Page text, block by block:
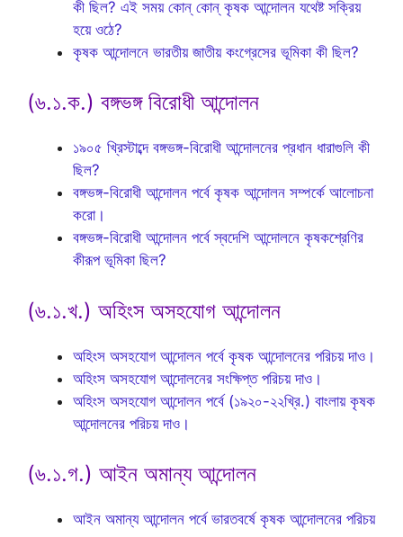
কী ছিল? এই সময় কোন্ কোন্ কৃষক আন্দোলন যথেষ্ট সক্রিয়
হয়ে ওঠে?
কৃষক আন্দোলনে ভারতীয় জাতীয় কংগ্রেসের ভূমিকা কী ছিল?
(৬.১.ক.) বঙ্গভঙ্গ বিরোধী আন্দোলন
১৯০৫ খ্রিস্টাব্দে বঙ্গভঙ্গ-বিরোধী আন্দোলনের প্রধান ধারাগুলি কী
ছিল?
বঙ্গভঙ্গ-বিরোধী আন্দোলন পর্বে কৃষক আন্দোলন সম্পর্কে আলোচনা
করো।
বঙ্গভঙ্গ-বিরোধী আন্দোলন পর্বে স্বদেশি আন্দোলনে কৃষকশ্রেণির
কীরূপ ভূমিকা ছিল?
(৬.১.খ.) অহিংস অসহযোগ আন্দোলন
অহিংস অসহযোগ আন্দোলন পর্বে কৃষক আন্দোলনের পরিচয় দাও।
অহিংস অসহযোগ আন্দোলনের সংক্ষিপ্ত পরিচয় দাও।
অহিংস অসহযোগ আন্দোলন পর্বে (১৯২০-২২খ্রি.) বাংলায় কৃষক
আন্দোলনের পরিচয় দাও।
(৬.১.গ.) আইন অমান্য আন্দোলন
আইন অমান্য আন্দোলন পর্বে ভারতবর্ষে কৃষক আন্দোলনের পরিচয়